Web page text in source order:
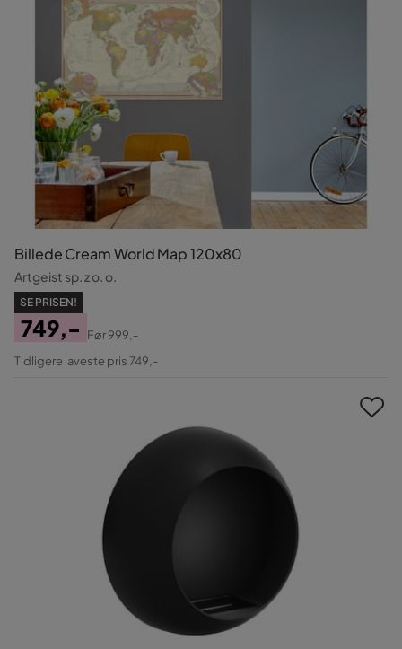
Billede Cream World Map 120x80
Artgeist sp. z o. o.
SE PRISEN!
Pris
749,-
Original
Før999,-
Tidligere laveste pris 749,-